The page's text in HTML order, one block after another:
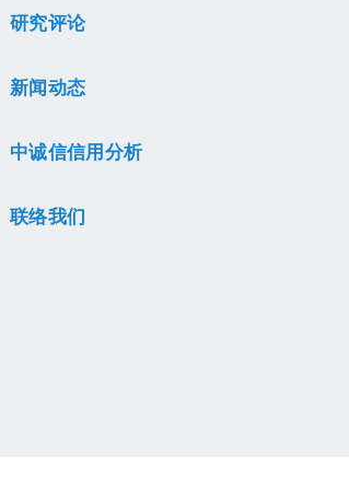
研究评论
新闻动态
中诚信信用分析
联络我们